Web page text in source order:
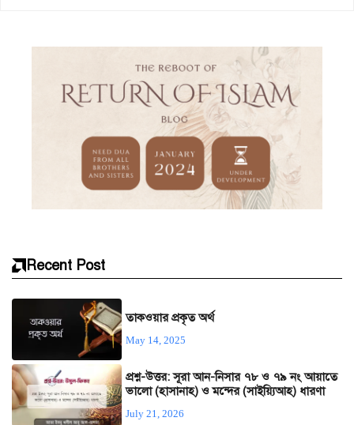
Recent Post
তাকওয়ার প্রকৃত অর্থ
May 14, 2025
প্রশ্ন-উত্তর: সূরা আন-নিসার ৭৮ ও ৭৯ নং আয়াতে
ভালো (হাসানাহ) ও মন্দের (সাইয়্যিআহ) ধারণা
July 21, 2026